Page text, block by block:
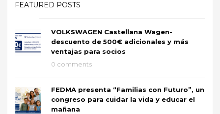
FEATURED POSTS
VOLKSWAGEN Castellana Wagen-
descuento de 500€ adicionales y más
ventajas para socios
0 comments
FEDMA presenta “Familias con Futuro”, un
congreso para cuidar la vida y educar el
mañana